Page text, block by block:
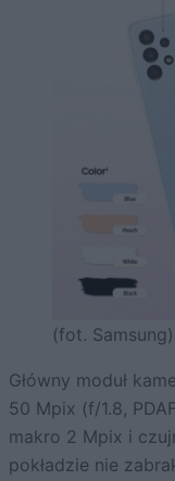
(fot. Samsung)
Główny moduł
50 Mpix (f/1.8,
makro 2 Mpix i
pokładzie nie